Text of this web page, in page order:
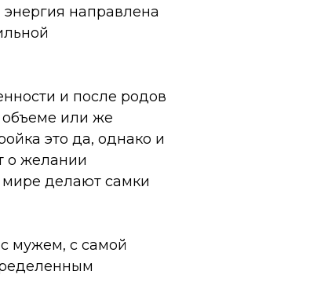
направлена
и после родов
объеме или же
это да, однако и
о желании
мире делают самки
мужем, с самой